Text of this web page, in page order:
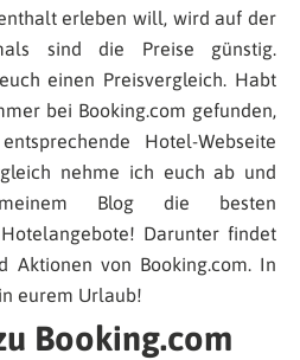
erleben will, wird auf der
sind die Preise günstig.
einen Preisvergleich. Habt
bei Booking.com gefunden,
Hotel-Webseite
nehme ich euch ab und
Blog die besten
Darunter findet
Aktionen von Booking.com. In
eurem Urlaub!
Booking.com